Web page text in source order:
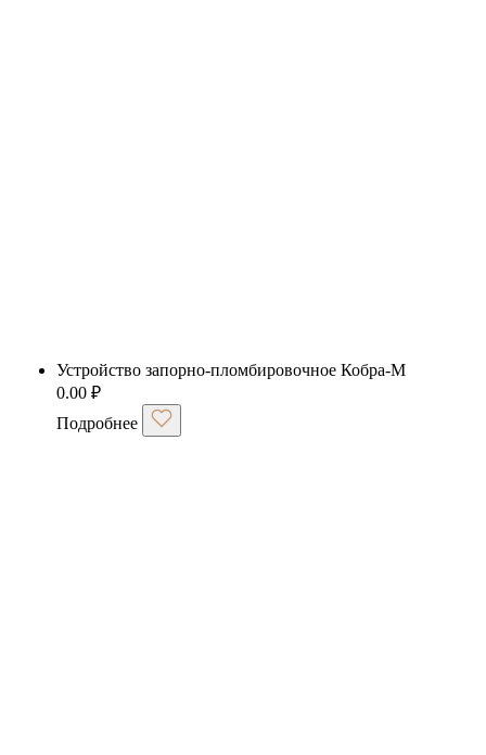
Устройство запорно-пломбировочное Кобра-М
0.00 ₽
Подробнее